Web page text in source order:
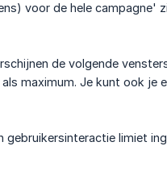
voor de hele campagne'
de volgende
maximum. Je kunt ook je
gebruikersinteractie limiet